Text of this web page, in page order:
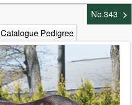
No.343
Catalogue Pedigree